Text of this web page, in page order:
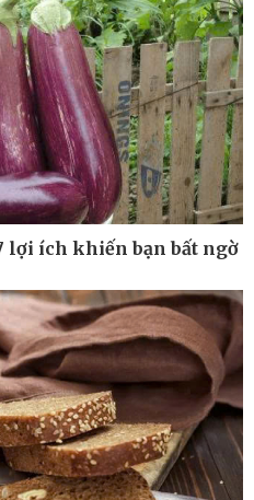
Doanh nghiệp
Thông tin doanh nghiệp
Doanh nghiệp 24h
Doanh nhân
Vì cộng đồng
lợi ích khiến bạn bất ngờ